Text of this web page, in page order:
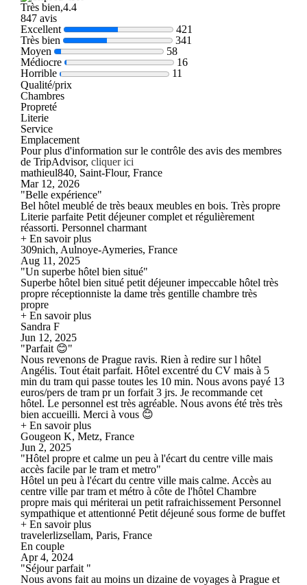
Très bien,4.4
847 avis
Excellent
421
Très bien
341
Moyen
58
Médiocre
16
Horrible
11
Qualité/prix
Chambres
Propreté
Literie
Service
Emplacement
Pour plus d'information sur le contrôle des avis des membres
de TripAdvisor, cliquer ici
mathieul840, Saint-Flour, France
Mar 12, 2026
"Belle expérience"
Bel hôtel meublé de très beaux meubles en bois. Très propre
Literie parfaite Petit déjeuner complet et régulièrement
réassorti. Personnel charmant
+ En savoir plus
309nich, Aulnoye-Aymeries, France
Aug 11, 2025
"Un superbe hôtel bien situé"
Superbe hôtel bien situé petit déjeuner impeccable hôtel très
propre réceptionniste la dame très gentille chambre très
propre
+ En savoir plus
Sandra F
Jun 12, 2025
"Parfait 😊"
Nous revenons de Prague ravis. Rien à redire sur l hôtel
Angélis. Tout était parfait. Hôtel excentré du CV mais à 5
min du tram qui passe toutes les 10 min. Nous avons payé 13
euros/pers de tram pr un forfait 3 jrs. Je recommande cet
hôtel. Le personnel est très agréable. Nous avons été très très
bien accueilli. Merci à vous 😊
+ En savoir plus
Gougeon K, Metz, France
Jun 2, 2025
"Hôtel propre et calme un peu à l'écart du centre ville mais
accès facile par le tram et metro"
Hôtel un peu à l'écart du centre ville mais calme. Accès au
centre ville par tram et métro à côte de l'hôtel Chambre
propre mais qui mériterai un petit rafraichissement Personnel
sympathique et attentionné Petit déjeuné sous forme de buffet
+ En savoir plus
travelerlizsellam, Paris, France
En couple
Apr 4, 2024
"Séjour parfait "
Nous avons fait au moins un dizaine de voyages à Prague et